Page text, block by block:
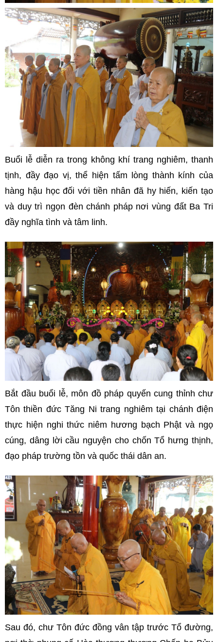
Buổi lễ diễn ra trong không khí trang nghiêm, thanh
tịnh, đầy đạo vị, thể hiện tấm lòng thành kính của
hàng hậu học đối với tiền nhân đã hy hiến, kiến tạo
và duy trì ngọn đèn chánh pháp nơi vùng đất Ba Tri
đầy nghĩa tình và tâm linh.
Bắt đầu buổi lễ, môn đồ pháp quyến cung thỉnh chư
Tôn thiền đức Tăng Ni trang nghiêm tại chánh điện
thực hiện nghi thức niêm hương bạch Phật và ngọ
cúng, dâng lời cầu nguyện cho chốn Tổ hưng thịnh,
đạo pháp trường tồn và quốc thái dân an.
Sau đó, chư Tôn đức đồng vân tập trước Tổ đường,